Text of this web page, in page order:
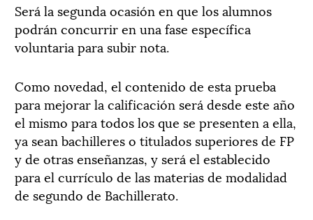
Será la segunda ocasión en que los alumnos
podrán concurrir en una fase específica
voluntaria para subir nota.
Como novedad, el contenido de esta prueba
para mejorar la calificación será desde este año
el mismo para todos los que se presenten a ella,
ya sean bachilleres o titulados superiores de FP
y de otras enseñanzas, y será el establecido
para el currículo de las materias de modalidad
de segundo de Bachillerato.